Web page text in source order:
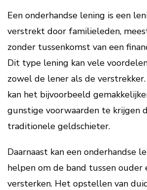
Een onderhandse lening is een
verstrekt door familieleden,
zonder tussenkomst van een
Dit type lening kan vele
zowel de lener als de
kan het bijvoorbeeld
gunstige voorwaarden te krijgen
traditionele geldschieter.
Daarnaast kan een onderhandse
helpen om de band tussen ouder
versterken. Het opstellen van